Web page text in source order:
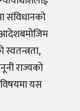
संविधानको
आदेशबमोजिम
राज्यको
विषयमा यस